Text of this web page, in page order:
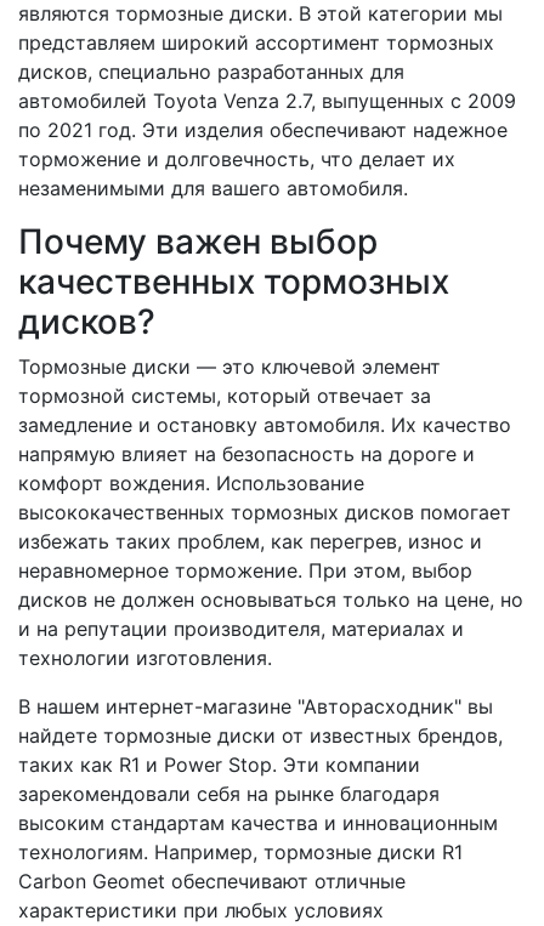
являются тормозные диски. В этой категории мы
представляем широкий ассортимент тормозных
дисков, специально разработанных для
автомобилей Toyota Venza 2.7, выпущенных с 2009
по 2021 год. Эти изделия обеспечивают надежное
торможение и долговечность, что делает их
незаменимыми для вашего автомобиля.
Почему важен выбор
качественных тормозных
дисков?
Тормозные диски — это ключевой элемент
тормозной системы, который отвечает за
замедление и остановку автомобиля. Их качество
напрямую влияет на безопасность на дороге и
комфорт вождения. Использование
высококачественных тормозных дисков помогает
избежать таких проблем, как перегрев, износ и
неравномерное торможение. При этом, выбор
дисков не должен основываться только на цене, но
и на репутации производителя, материалах и
технологии изготовления.
В нашем интернет-магазине "Авторасходник" вы
найдете тормозные диски от известных брендов,
таких как R1 и Power Stop. Эти компании
зарекомендовали себя на рынке благодаря
высоким стандартам качества и инновационным
технологиям. Например, тормозные диски R1
Carbon Geomet обеспечивают отличные
характеристики при любых условиях